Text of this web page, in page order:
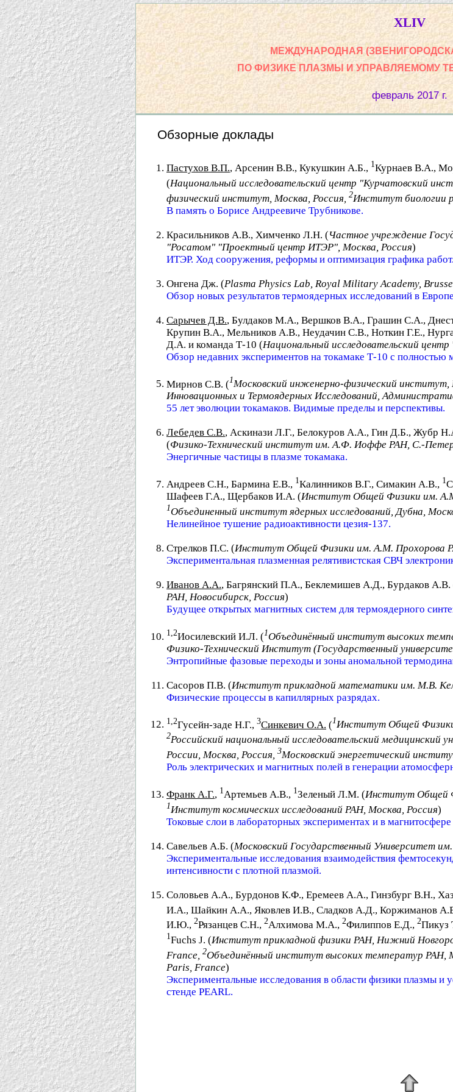
XLIV
МЕЖДУНАРОДНАЯ
ПО ФИЗИКЕ ПЛАЗМЫ И УПРАВЛЯЕМОМУ
февраль 2017 г.
Обзорные доклады
Пастухов В.П., Арсенин В.В., Кукушкин А.Б., 1Курнаев В.А.,
(Национальный исследовательский центр "Курчатовский
физический институт, Москва, Россия, 2Институт биологии
В память о Борисе Андреевиче Трубникове.
Красильников А.В., Химченко Л.Н. (Частное учреждение
"Росатом" "Проектный центр ИТЭР", Москва, Россия)
ИТЭР. Ход сооружения, реформы и оптимизация графика работ.
Онгена Дж. (Plasma Physics Lab, Royal Military Academy,
Обзор новых результатов термоядерных исследований в
Сарычев Д.В., Булдаков М.А., Вершков В.А., Грашин С.А.,
Крупин В.А., Мельников А.В., Неудачин С.В., Ноткин Г.Е.,
Д.А. и команда Т-10 (Национальный исследовательский
Обзор недавних экспериментов на токамаке Т-10 с полностью
Мирнов С.В. (1Московский инженерно-физический институт,
Инновационных и Термоядерных Исследований,
55 лет эволюции токамаков. Видимые пределы и перспективы.
Лебедев С.В., Аскинази Л.Г., Белокуров А.А., Гин Д.Б., Жубр
(Физико-Технический институт им. А.Ф. Иоффе РАН, С.-
Энергичные частицы в плазме токамака.
Андреев С.Н., Бармина Е.В., 1Калинников В.Г., Симакин А.В., 1
Шафеев Г.А., Щербаков И.А. (Институт Общей Физики им.
1Объединенный институт ядерных исследований, Дубна,
Нелинейное тушение радиоактивности цезия-137.
Стрелков П.С. (Институт Общей Физики им. А.М. Прохорова
Экспериментальная плазменная релятивистская СВЧ
Иванов А.А., Багрянский П.А., Беклемишев А.Д., Бурдаков А.В.
РАН, Новосибирск, Россия)
Будущее открытых магнитных систем для термоядерного
1,2Иосилевский И.Л. (1Объединённый институт высоких
Физико-Технический Институт (Государственный
Энтропийные фазовые переходы и зоны аномальной
Сасоров П.В. (Институт прикладной математики им. М.В.
Физические процессы в капиллярных разрядах.
1,2Гусейн-заде Н.Г., 3Синкевич О.А. (1Институт Общей
2Российский национальный исследовательский медицинский
России, Москва, Россия, 3Московский энергетический
Роль электрических и магнитных полей в генерации
Франк А.Г., 1Артемьев А.В., 1Зеленый Л.М. (Институт Общей
1Институт космических исследований РАН, Москва, Россия)
Токовые слои в лабораторных экспериментах и в
Савельев А.Б. (Московский Государственный Университет
Экспериментальные исследования взаимодействия
интенсивности с плотной плазмой.
Соловьев А.А., Бурдонов К.Ф., Еремеев А.А., Гинзбург В.Н.,
И.А., Шайкин А.А., Яковлев И.В., Сладков А.Д., Коржиманов
И.Ю., 2Рязанцев С.Н., 2Алхимова М.А., 2Филиппов Е.Д., 2Пикуз
1Fuchs J. (Институт прикладной физики РАН, Нижний
France, 2Объединённый институт высоких температур РАН,
Paris, France)
Экспериментальные исследования в области физики плазмы и
стенде PEARL.